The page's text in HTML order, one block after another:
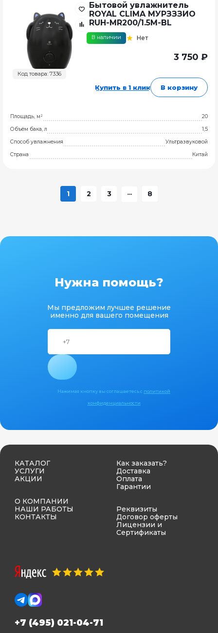
Код товара: 7336
Бытовой увлажнитель
ROYAL CLIMA МУРЗЗЗИО
RUH-MR200/1.5M-BL
В наличии Нет
3 750 ₽
Купить в 1 клик В корзину
Площадь, м²
20
Объём бака, л
1,5
Способ увлажнения
Ультразвуковой
Страна
Китай
1 2 3 8
Нужна помощь?
Мы предложим лучшее решение
именно для вашего помещения
Нажимая кнопку вы соглашаетесь с политикой
конфиденциальности
КАТАЛОГ
УСЛУГИ
АКЦИИ
О КОМПАНИИ
НАШИ РАБОТЫ
КОНТАКТЫ
Как заказать?
Доставка
Оплата
Гарантии
Реквизиты
Договор оферты
Лицензии и
Сертификаты
+7 (495) 021-04-71